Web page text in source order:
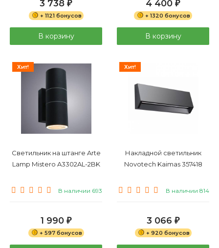
3 738 ₽
+ 1121 бонусов
В корзину
4 400 ₽
+ 1320 бонусов
В корзину
Хит!
Светильник на штанге Arte
Lamp Mistero A3302AL-2BK
В наличии 693
1 990 ₽
+ 597 бонусов
Хит!
Накладной светильник
Novotech Kaimas 357418
В наличии 814
3 066 ₽
+ 920 бонусов